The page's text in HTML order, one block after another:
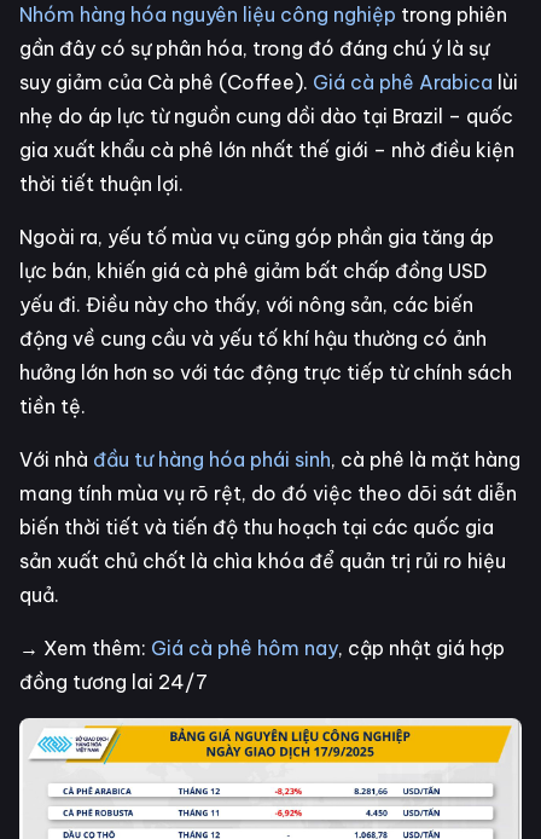
Nhóm hàng hóa nguyên liệu công nghiệp trong phiên
gần đây có sự phân hóa, trong đó đáng chú ý là sự
suy giảm của Cà phê (Coffee). Giá cà phê Arabica lùi
nhẹ do áp lực từ nguồn cung dồi dào tại Brazil – quốc
gia xuất khẩu cà phê lớn nhất thế giới – nhờ điều kiện
thời tiết thuận lợi.
Ngoài ra, yếu tố mùa vụ cũng góp phần gia tăng áp
lực bán, khiến giá cà phê giảm bất chấp đồng USD
yếu đi. Điều này cho thấy, với nông sản, các biến
động về cung cầu và yếu tố khí hậu thường có ảnh
hưởng lớn hơn so với tác động trực tiếp từ chính sách
tiền tệ.
Với nhà đầu tư hàng hóa phái sinh, cà phê là mặt hàng
mang tính mùa vụ rõ rệt, do đó việc theo dõi sát diễn
biến thời tiết và tiến độ thu hoạch tại các quốc gia
sản xuất chủ chốt là chìa khóa để quản trị rủi ro hiệu
quả.
→ Xem thêm: Giá cà phê hôm nay, cập nhật giá hợp
đồng tương lai 24/7